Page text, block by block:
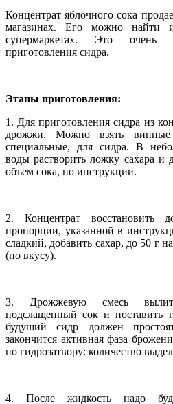
Концентрат яблочного сока
магазинах. Его можно найти
супермаркетах. Это
приготовления сидра.
Этапы приготовления:
1. Для приготовления сидра из
дрожжи. Можно взять винные
специальные, для сидра. В
воды растворить ложку сахара и
объем сока, по инструкции.
2. Концентрат восстановить
пропорции, указанной в
сладкий, добавить сахар, до 50 г
(по вкусу).
3. Дрожжевую смесь
подслащенный сок и поставить
будущий сидр должен
закончится активная фаза
по гидрозатвору: количество
4. После жидкость надо